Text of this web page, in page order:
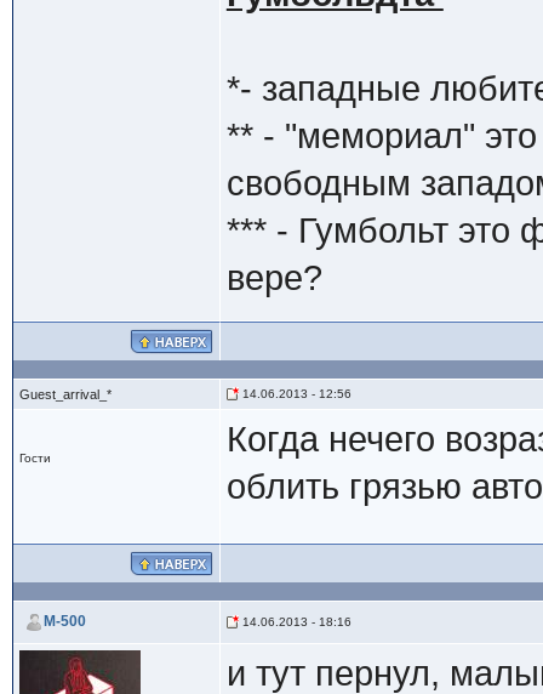
*- западные
** - "мемориал"
свободным
*** - Гумбольт это
вере?
Guest_arrival_* 14.06.2013 - 12:56
Гости
Когда нечего
облить грязью
M-500 14.06.2013 - 18:16
и тут пернул,